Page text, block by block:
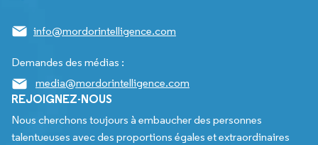
info@mordorintelligence.com
Demandes des médias :
media@mordorintelligence.com
REJOIGNEZ-NOUS
Nous cherchons toujours à embaucher des personnes
talentueuses avec des proportions égales et extraordinaires